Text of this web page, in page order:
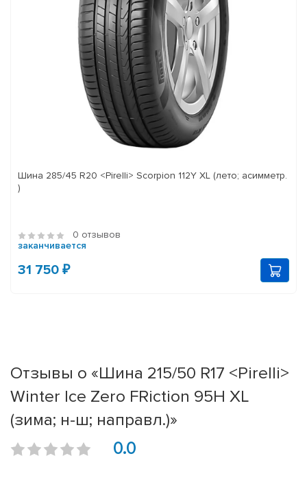
Шина 285/45 R20 <Pirelli> Scorpion 112Y XL (лето; асимметр.
)
0 отзывов
заканчивается
31 750 ₽
Отзывы о «Шина 215/50 R17 <Pirelli>
Winter Ice Zero FRiction 95H XL
(зима; н-ш; направл.)»
0.0